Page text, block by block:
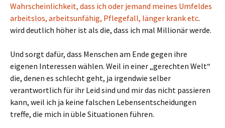
Wahrscheinlichkeit, dass ich oder jemand meines Umfeldes
arbeitslos, arbeitsunfähig, Pflegefall, länger krank etc.
wird deutlich höher ist als die, dass ich mal Millionär werde.
Und sorgt dafür, dass Menschen am Ende gegen ihre
eigenen Interessen wählen. Weil in einer „gerechten Welt“
die, denen es schlecht geht, ja irgendwie selber
verantwortlich für ihr Leid sind und mir das nicht passieren
kann, weil ich ja keine falschen Lebensentscheidungen
treffe, die mich in üble Situationen führen.